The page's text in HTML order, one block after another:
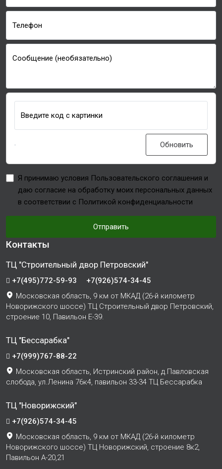
Телефон
Сообщение (необязательно)
Введите код с картинки
Обновить
Я принимаю условия Пользовательского соглашения и
даю согласие на обработку моих персональных данных
в соответствии с Политикой конфиденциальности
Отправить
Контакты
ТЦ "Строительный двор Петровский"
+7(495)772-59-93
+7(926)574-34-45
Московская область, 9 км от МКАД (26-й километр
Новорижского шоссе) ТЦ Строительный двор Петровский,
строение 10, Павильон Е-39.
ТЦ "Бессарабка"
+7(999)767-88-22
Московская область, Истринский район, д.Павловская
слобода, ул.Ленина 76к4, павильон 33-34 ТЦ Бессарабка
ТЦ "Новорижский"
+7(926)574-34-45
Московская область, 9 км от МКАД (26-й километр
Новорижского шоссе) ТЦ Новорижский, строение 8к2,
Павильон А-20,21